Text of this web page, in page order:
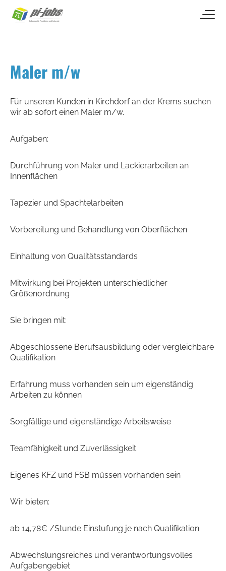
Maler m/w
Für unseren Kunden in Kirchdorf an der Krems suchen
wir ab sofort einen Maler m/w.
Aufgaben:
Durchführung von Maler und Lackierarbeiten an
Innenflächen
Tapezier und Spachtelarbeiten
Vorbereitung und Behandlung von Oberflächen
Einhaltung von Qualitätsstandards
Mitwirkung bei Projekten unterschiedlicher
Größenordnung
Sie bringen mit:
Abgeschlossene Berufsausbildung oder vergleichbare
Qualifikation
Erfahrung muss vorhanden sein um eigenständig
Arbeiten zu können
Sorgfältige und eigenständige Arbeitsweise
Teamfähigkeit und Zuverlässigkeit
Eigenes KFZ und FSB müssen vorhanden sein
Wir bieten:
ab 14,78€ /Stunde Einstufung je nach Qualifikation
Abwechslungsreiches und verantwortungsvolles
Aufgabengebiet